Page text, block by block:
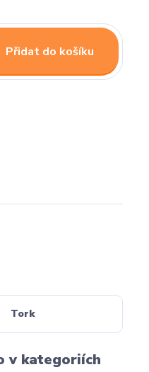
Přidat do košíku
Tork
v kategoriích